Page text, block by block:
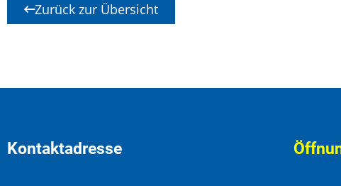
Zurück zur Übersicht
Kontaktadresse